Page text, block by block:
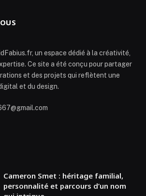
un espace dédié à la créativité,
Ce site a été conçu pour partager
et des projets qui reflètent une
et du design.
Cameron Smet : héritage familial,
personnalité et parcours d’un nom